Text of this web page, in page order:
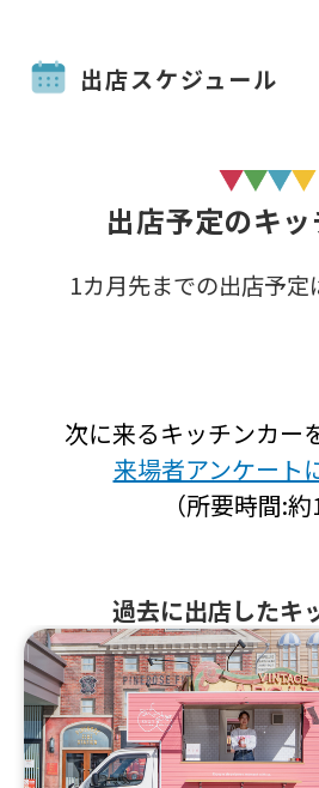
出店スケジュール
出店予定のキ
1カ月先までの出店予定
次に来るキッチンカー
来場者アンケート
（所要時間:約
過去に出店したキ